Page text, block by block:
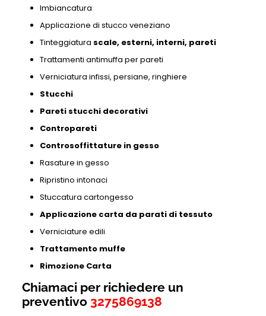
Imbiancatura
Applicazione di stucco veneziano
Tinteggiatura scale, esterni, interni, pareti
Trattamenti antimuffa per pareti
Verniciatura infissi, persiane, ringhiere
Stucchi
Pareti stucchi decorativi
Contropareti
Controsoffittature in gesso
Rasature in gesso
Ripristino intonaci
Stuccatura cartongesso
Applicazione carta da parati di tessuto
Verniciature edili
Trattamento muffe
Rimozione Carta
Chiamaci per richiedere un
preventivo 3275869138